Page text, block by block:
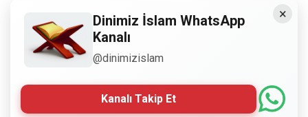
Copyright © 2008 - Dinimiz İslam. Her Hakkı Saklıdır.
Sitemizdeki bilgiler, bütün insanların istifadesi için
hazırlanmıştır. Orijinaline sadık kalmak şartıyla, izin
edebilir.
×
Dinimiz İslam WhatsApp
Kanalı
@dinimizislam
Kanalı Takip Et